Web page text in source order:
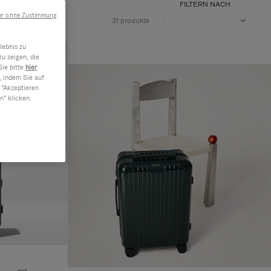
31 produkte
FILTERN NACH
zu
zeigen, die
bitte hier.
indem Sie auf
klicken.
ohne Zustimmung